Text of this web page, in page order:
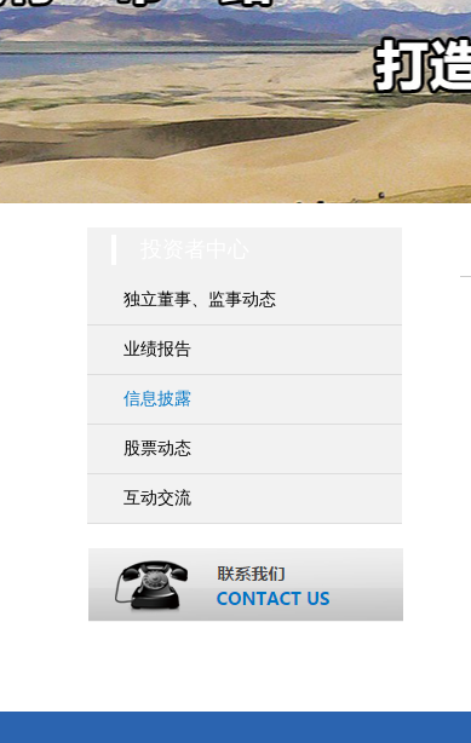
独立董事、监事动态
业绩报告
信息披露
股票动态
互动交流